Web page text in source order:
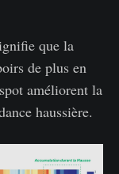
que la
de plus en
améliorent la
haussière.